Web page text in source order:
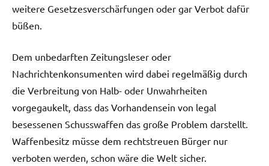
weitere Gesetzesverschärfungen oder gar Verbot dafür
büßen.
Dem unbedarften Zeitungsleser oder
Nachrichtenkonsumenten wird dabei regelmäßig durch
die Verbreitung von Halb- oder Unwahrheiten
vorgegaukelt, dass das Vorhandensein von legal
besessenen Schusswaffen das große Problem darstellt.
Waffenbesitz müsse dem rechtstreuen Bürger nur
verboten werden, schon wäre die Welt sicher.